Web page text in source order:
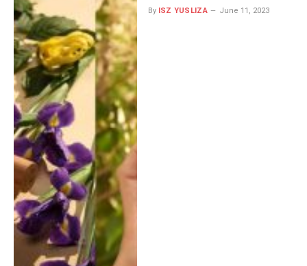
By ISZ YUSLIZA June 11, 2023